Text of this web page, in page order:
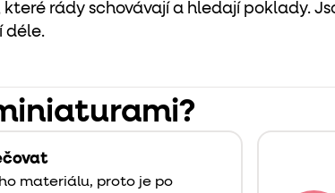
rády schovávají a hledají poklady.
déle.
materiálu, proto je po